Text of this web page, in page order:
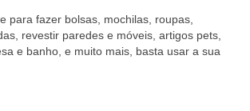
para fazer bolsas, mochilas, roupas,
revestir paredes e móveis, artigos pets,
e banho, e muito mais, basta usar a sua